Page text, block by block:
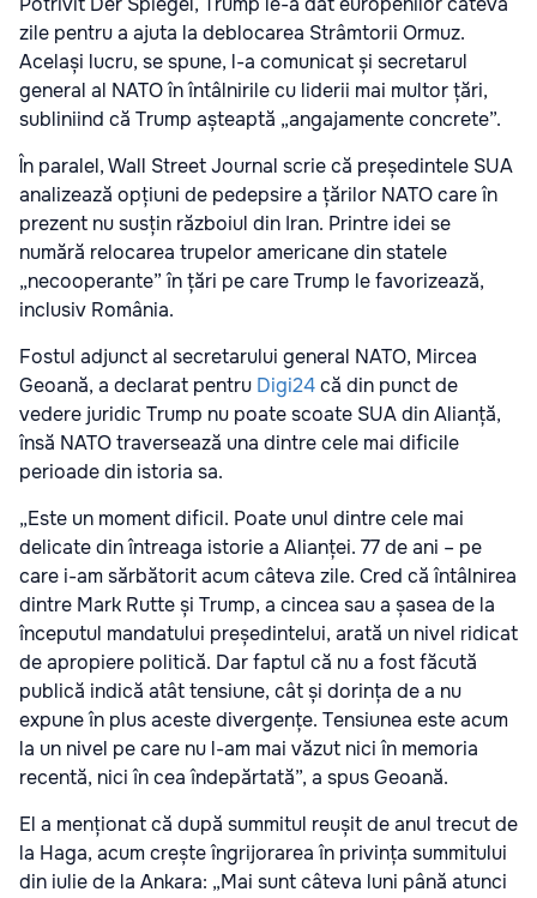
zile pentru a ajuta la deblocarea Strâmtorii Ormuz.
Același lucru, se spune, l-a comunicat și secretarul
general al NATO în întâlnirile cu liderii mai multor țări,
subliniind că Trump așteaptă „angajamente concrete”.
În paralel, Wall Street Journal scrie că președintele SUA
analizează opțiuni de pedepsire a țărilor NATO care în
prezent nu susțin războiul din Iran. Printre idei se
numără relocarea trupelor americane din statele
„necooperante” în țări pe care Trump le favorizează,
inclusiv România.
Fostul adjunct al secretarului general NATO, Mircea
Geoană, a declarat pentru Digi24că din punct de
vedere juridic Trump nu poate scoate SUA din Alianță,
însă NATO traversează una dintre cele mai dificile
perioade din istoria sa.
„Este un moment dificil. Poate unul dintre cele mai
delicate din întreaga istorie a Alianței. 77 de ani – pe
care i-am sărbătorit acum câteva zile. Cred că întâlnirea
dintre Mark Rutte și Trump, a cincea sau a șasea de la
începutul mandatului președintelui, arată un nivel ridicat
de apropiere politică. Dar faptul că nu a fost făcută
publică indică atât tensiune, cât și dorința de a nu
expune în plus aceste divergențe. Tensiunea este acum
la un nivel pe care nu l-am mai văzut nici în memoria
recentă, nici în cea îndepărtată”, a spus Geoană.
El a menționat că după summitul reușit de anul trecut de
la Haga, acum crește îngrijorarea în privința summitului
din iulie de la Ankara: „Mai sunt câteva luni până atunci